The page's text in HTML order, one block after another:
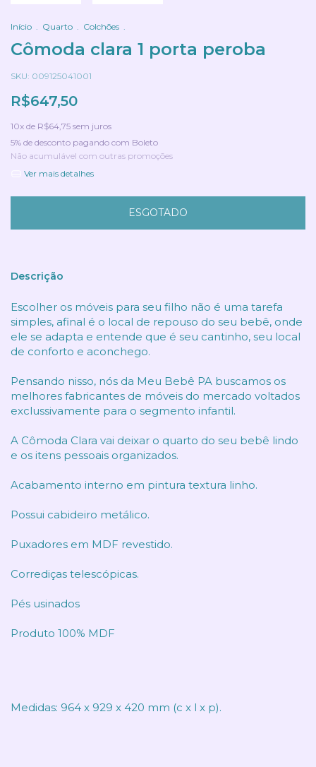
Início . Quarto . Colchões .
Cômoda clara 1 porta peroba
SKU: 009125041001
R$647,50
10x de R$64,75 sem juros
5% de desconto pagando com Boleto
Não acumulável com outras promoções
Ver mais detalhes
Descrição
Escolher os móveis para seu filho não é uma tarefa
simples, afinal é o local de repouso do seu bebê, onde
ele se adapta e entende que é seu cantinho, seu local
de conforto e aconchego.
Pensando nisso, nós da Meu Bebê PA buscamos os
melhores fabricantes de móveis do mercado voltados
exclussivamente para o segmento infantil.
A Cômoda Clara vai deixar o quarto do seu bebê lindo
e os itens pessoais organizados.
Acabamento interno em pintura textura linho.
Possui cabideiro metálico.
Puxadores em MDF revestido.
Corrediças telescópicas.
Pés usinados
Produto 100% MDF
Medidas: 964 x 929 x 420 mm (c x l x p).